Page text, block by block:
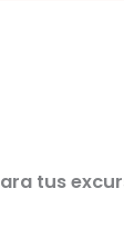
tus